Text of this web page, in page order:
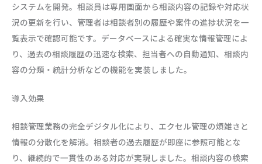
システムを開発。相談員は専用画面から相談内容の記録や対応状
況の更新を行い、管理者は相談者別の履歴や案件の進捗状況を一
覧表示で確認可能です。データベースによる確実な情報管理によ
り、過去の相談履歴の迅速な検索、担当者への自動通知、相談内
容の分類・統計分析などの機能を実装しました。
導入効果
相談管理業務の完全デジタル化により、エクセル管理の煩雑さと
情報の分散化を解消。相談者の過去履歴が即座に参照可能とな
り、継続的で一貫性のある対応が実現しました。相談内容の検索